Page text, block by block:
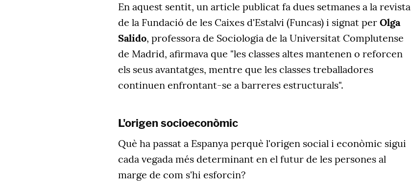
En aquest sentit, un article publicat fa dues setmanes a la revista
de la Fundació de les Caixes d'Estalvi (Funcas) i signat per Olga
Salido, professora de Sociologia de la Universitat Complutense
de Madrid, afirmava que "les classes altes mantenen o reforcen
els seus avantatges, mentre que les classes treballadores
continuen enfrontant-se a barreres estructurals".
L'origen socioeconòmic
Què ha passat a Espanya perquè l'origen social i econòmic sigui
cada vegada més determinant en el futur de les persones al
marge de com s'hi esforcin?